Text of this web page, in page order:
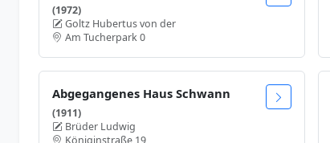
(1972)
Goltz Hubertus von der
Am Tucherpark 0
Abgegangenes Haus Schwann
(1911)
Brüder Ludwig